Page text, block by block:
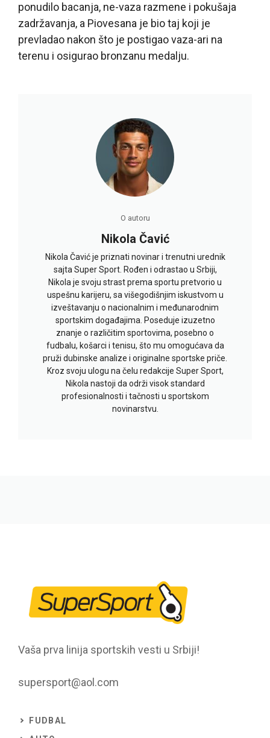
ponudilo bacanja, ne-vaza razmene i pokušaja
zadržavanja, a Piovesana je bio taj koji je
prevladao nakon što je postigao vaza-ari na
terenu i osigurao bronzanu medalju.
O autoru
Nikola Čavić
Nikola Čavić je priznati novinar i trenutni urednik
sajta Super Sport. Rođen i odrastao u Srbiji,
Nikola je svoju strast prema sportu pretvorio u
uspešnu karijeru, sa višegodišnjim iskustvom u
izveštavanju o nacionalnim i međunarodnim
sportskim događajima. Poseduje izuzetno
znanje o različitim sportovima, posebno o
fudbalu, košarci i tenisu, što mu omogućava da
pruži dubinske analize i originalne sportske priče.
Kroz svoju ulogu na čelu redakcije Super Sport,
Nikola nastoji da održi visok standard
profesionalnosti i tačnosti u sportskom
novinarstvu.
Vaša prva linija sportskih vesti u Srbiji!
supersport@aol.com
FUDBAL